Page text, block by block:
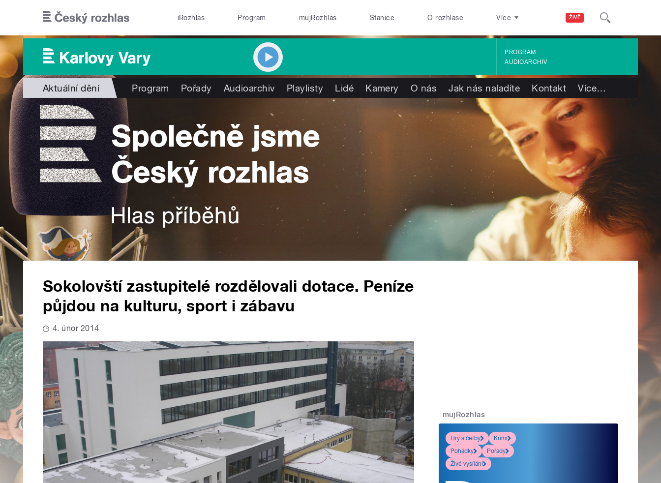
ŽIVĚ
iRozhlas Program mujRozhlas Stanice O rozhlase Více
PROGRAM
AUDIOARCHIV
Aktuální dění Program Pořady Audioarchiv Playlisty Lidé Kamery O nás Jak nás naladíte Kontakt Více…
Sokolovští zastupitelé rozdělovali dotace. Peníze
půjdou na kulturu, sport i zábavu
4. únor 2014
mujRozhlas
Hry a četby
Krimi
Pohádky
Pořady
Živé vysílání